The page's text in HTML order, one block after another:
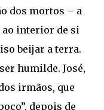
dos mortos – a
ao interior de si
beijar a terra.
humilde. José,
irmãos, que
depois de